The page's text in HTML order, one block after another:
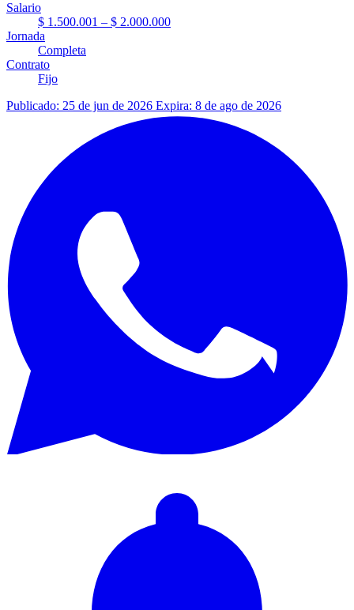
Salario
$ 1.500.001 – $ 2.000.000
Jornada
Completa
Contrato
Fijo
Publicado: 25 de jun de 2026 Expira: 8 de ago de 2026